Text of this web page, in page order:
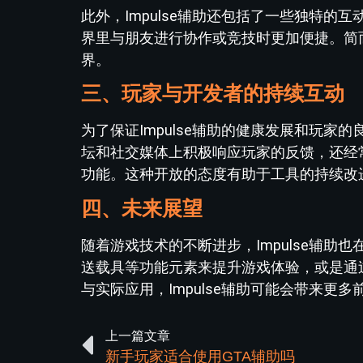
此外，Impulse辅助还包括了一些独特的互
界里与朋友进行协作或竞技时更加便捷。
界。
三、玩家与开发者的持续互动
为了保证Impulse辅助的健康发展和玩家的
坛和社交媒体上积极响应玩家的反馈，还
功能。这种开放的态度有助于工具的持续
四、未来展望
随着游戏技术的不断进步，Impulse辅助也
送载具等功能元素来提升游戏体验，或是
与实际应用，Impulse辅助可能会带来更多
上一篇文章
新手玩家适合使用GTA辅助吗